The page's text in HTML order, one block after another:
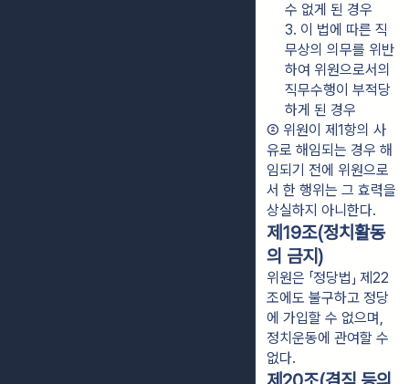
수 없게 된 경우
3. 이 법에 따른 직
무상의 의무를 위반
하여 위원으로서의
직무수행이 부적당
하게 된 경우
② 위원이 제1항의 사
유로 해임되는 경우 해
임되기 전에 위원으로
서 한 행위는 그 효력을
상실하지 아니한다.
제19조(정치활동
의 금지)
위원은 「정당법」 제22
조에도 불구하고 정당
에 가입할 수 없으며,
정치운동에 관여할 수
없다.